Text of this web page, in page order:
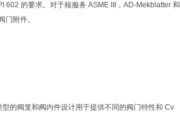
的要求。对于核服务 ASME III，AD-Mekblatter 和
附件。
的阀笼和阀内件设计用于提供不同的阀门特性和 Cv